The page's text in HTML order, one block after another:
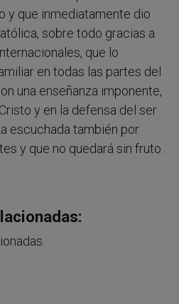
y que inmediatamente dio
sobre todo gracias a
que lo
en todas las partes del
una enseñanza imponente,
y en la defensa del ser
escuchada también por
y que no quedará sin fruto.